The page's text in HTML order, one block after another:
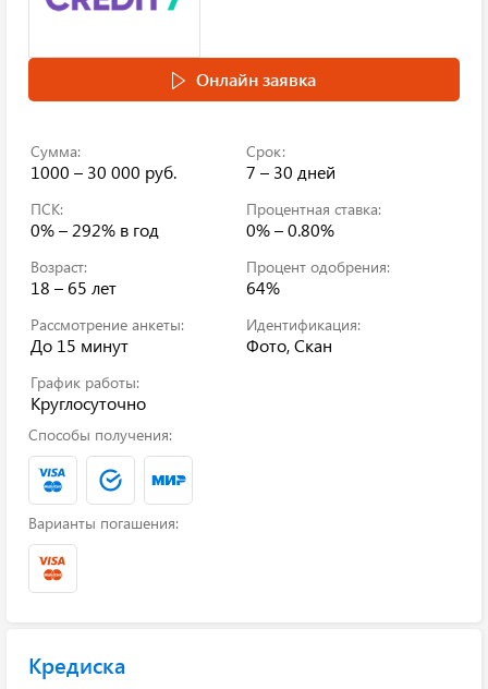
Онлайн заявка
Сумма:
1000 – 30 000 руб.
Срок:
7 – 30 дней
ПСК:
0% – 292% в год
Процентная ставка:
0% – 0.80%
Возраст:
18 – 65 лет
Процент одобрения:
64%
Рассмотрение анкеты:
До 15 минут
Идентификация:
Фото, Скан
График работы:
Круглосуточно
Способы получения:
Варианты погашения:
Кредиска